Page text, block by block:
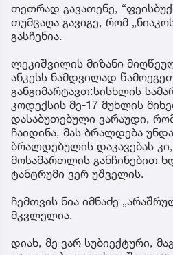
თეთრად გავათენე,
თუმცაღა გავიგე, რომ
გასჩენია.
ლეკიშვილის მიზანი
ანკესს ნამდვილად
განგიმარტავთ:სისხლის
კოდექსის მე-17 მუხლის
დასაბუთებული ვარაუდი,
ჩაიდინა, მას ბრალდება
ბრალდებულის დაკავებას
მოსამართლის განჩინებით
ტანტრუმი ვერ უშველის.
ჩემთვის ნია იმნაძე
მკვლელია.
დიახ, მე ვარ სუბიექტური,